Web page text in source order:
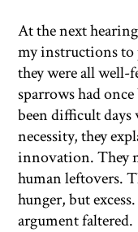
At the next
my instructions to
they were all well-
sparrows had
been difficult days
necessity, they
innovation. They
human leftovers.
hunger, but
argument faltered.